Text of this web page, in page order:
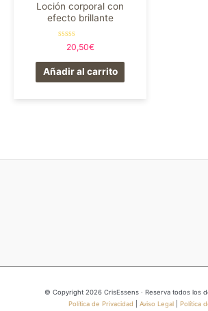
Loción corporal con
efecto brillante
Valorado
0
de
5
20,50€
Añadir al carrito
© Copyright 2026 CrisEssens · Reserva todos los
Política de Privacidad
Aviso Legal| Política